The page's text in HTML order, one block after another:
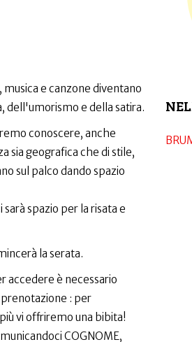
e canzone diventano
dell'umorismo e della satira.
conoscere, anche
sia geografica che di stile,
sul palco dando spazio
spazio per la risata e
la serata.
accedere è necessario
: per
vi offriremo una bibita!
COGNOME,